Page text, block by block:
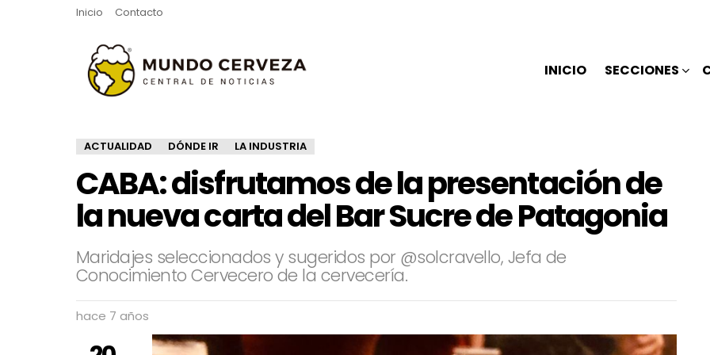
Inicio Contacto
INICIO SECCIONES
ACTUALIDAD DÓNDE IR LA INDUSTRIA
CABA: disfrutamos de la presentación de
la nueva carta del Bar Sucre de Patagonia
Maridajes seleccionados y sugeridos por @solcravello, Jefa de
Conocimiento Cervecero de la cervecería.
hace 7 años